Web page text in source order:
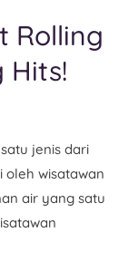
Rolling
Hits!
jenis dari
oleh wisatawan
air yang satu